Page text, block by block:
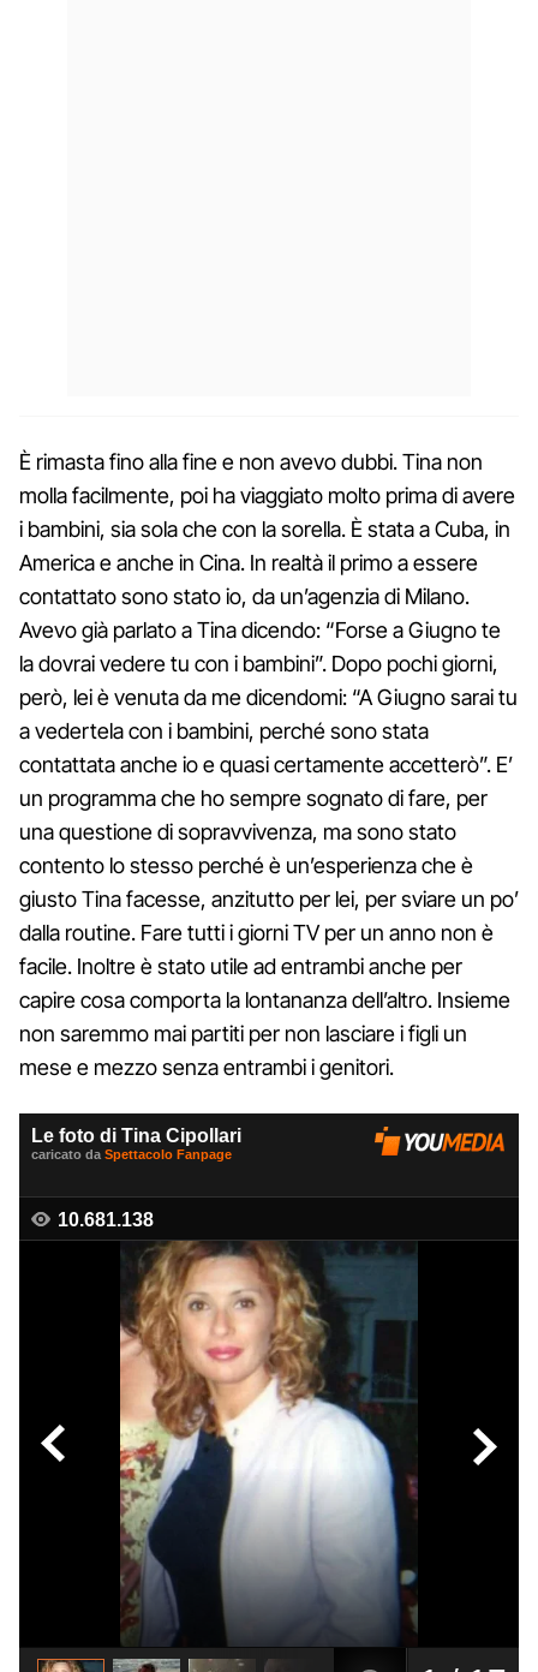
È rimasta fino alla fine e non avevo dubbi. Tina non
molla facilmente, poi ha viaggiato molto prima di avere
i bambini, sia sola che con la sorella. È stata a Cuba, in
America e anche in Cina. In realtà il primo a essere
contattato sono stato io, da un’agenzia di Milano.
Avevo già parlato a Tina dicendo: “Forse a Giugno te
la dovrai vedere tu con i bambini”. Dopo pochi giorni,
però, lei è venuta da me dicendomi: “A Giugno sarai tu
a vedertela con i bambini, perché sono stata
contattata anche io e quasi certamente accetterò”. E’
un programma che ho sempre sognato di fare, per
una questione di sopravvivenza, ma sono stato
contento lo stesso perché è un’esperienza che è
giusto Tina facesse, anzitutto per lei, per sviare un po’
dalla routine. Fare tutti i giorni TV per un anno non è
facile. Inoltre è stato utile ad entrambi anche per
capire cosa comporta la lontananza dell’altro. Insieme
non saremmo mai partiti per non lasciare i figli un
mese e mezzo senza entrambi i genitori.